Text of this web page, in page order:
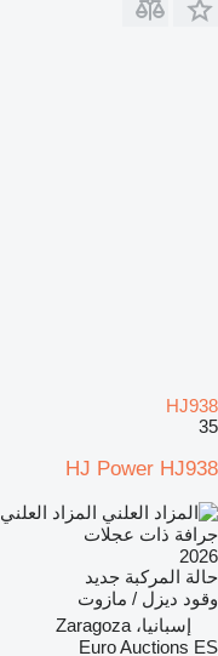
HJ938
35
HJ Power HJ938
المزاد العلني
جرافة ذات عجلات
2026
حالة المركبة جديد
وقود ديزل / مازوت
إسبانيا، Zaragoza
Euro Auctions ES